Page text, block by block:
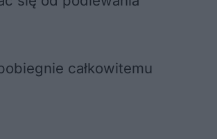
całkowitemu